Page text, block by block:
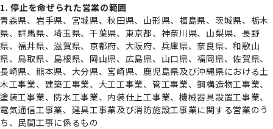
1. 停止を命ぜられた営業の範囲
青森県、岩手県、宮城県、秋田県、山形県、福島県、茨城県、栃木
県、群馬県、埼玉県、千葉県、東京都、神奈川県、山梨県、長野
県、福井県、滋賀県、京都府、大阪府、兵庫県、奈良県、和歌山
県、鳥取県、島根県、岡山県、広島県、山口県、福岡県、佐賀県、
長崎県、熊本県、大分県、宮崎県、鹿児島県及び沖縄県における土
木工事業、建築工事業、大工工事業、管工事業、鋼構造物工事業、
塗装工事業、防水工事業、内装仕上工事業、機械器具設置工事業、
電気通信工事業、建具工事業及び消防施設工事業に関する営業のう
ち、民間工事に係るもの